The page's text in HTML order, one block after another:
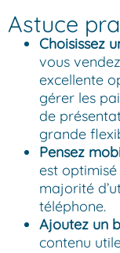
Astuce
Choisissez
vous
excellente
gérer les
de
grande
Pensez
est
majorité
téléphone.
Ajoutez un
contenu